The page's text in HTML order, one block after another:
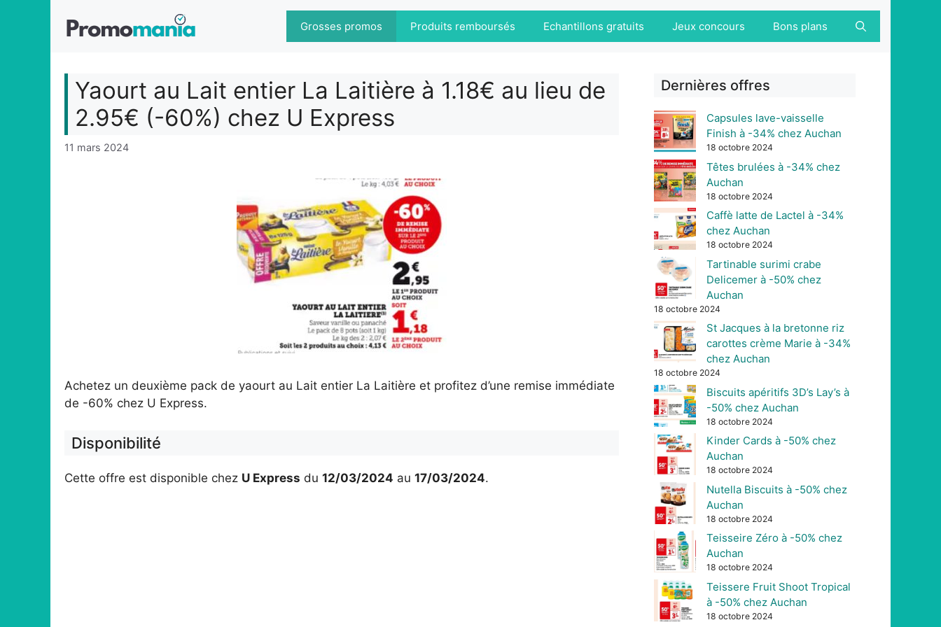
Grosses promos Produits remboursés Echantillons gratuits Jeux concours Bons plans
Yaourt au Lait entier La Laitière à 1.18€ au lieu de
2.95€ (-60%) chez U Express
11 mars 2024
Achetez un deuxième pack de yaourt au Lait entier La Laitière et profitez d’une remise immédiate
de -60% chez U Express.
Disponibilité
Cette offre est disponible chez U Express du 12/03/2024 au 17/03/2024.
Dernières offres
Capsules lave-vaisselle
Finish à -34% chez Auchan
18 octobre 2024
Têtes brulées à -34% chez
Auchan
18 octobre 2024
Caffè latte de Lactel à -34%
chez Auchan
18 octobre 2024
Tartinable surimi crabe
Delicemer à -50% chez
Auchan
18 octobre 2024
St Jacques à la bretonne riz
carottes crème Marie à -34%
chez Auchan
18 octobre 2024
Biscuits apéritifs 3D’s Lay’s à
-50% chez Auchan
18 octobre 2024
Kinder Cards à -50% chez
Auchan
18 octobre 2024
Nutella Biscuits à -50% chez
Auchan
18 octobre 2024
Teisseire Zéro à -50% chez
Auchan
18 octobre 2024
Teissere Fruit Shoot Tropical
à -50% chez Auchan
18 octobre 2024